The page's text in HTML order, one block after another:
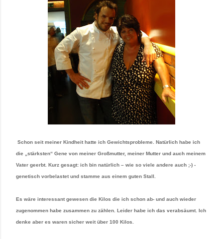
Schon seit meiner Kindheit hatte ich Gewichtsprobleme. Natürlich habe ich
die „stärksten“ Gene von meiner Großmutter, meiner Mutter und auch meinem
Vater geerbt. Kurz gesagt: ich bin natürlich – wie so viele andere auch ;-) -
genetisch vorbelastet und stamme aus einem guten Stall.
Es wäre interessant gewesen die Kilos die ich schon ab- und auch wieder
zugenommen habe zusammen zu zählen. Leider habe ich das verabsäumt. Ich
denke aber es waren sicher weit über 100 Kilos.